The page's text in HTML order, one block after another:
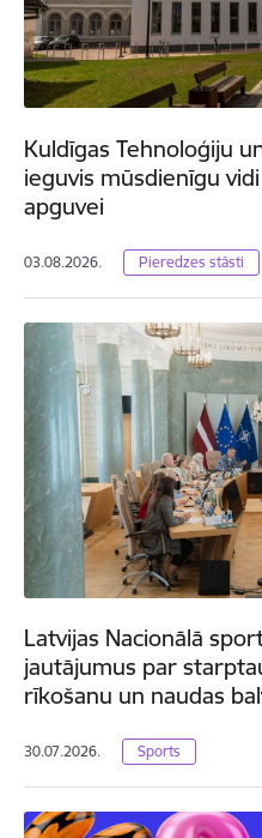
Kuldīgas Tehnoloģiju
ieguvis mūsdienīgu
apguvei
03.08.2026. Pieredzes stāsti
Latvijas Nacionālā
jautājumus par
rīkošanu un naudas
30.07.2026. Sports